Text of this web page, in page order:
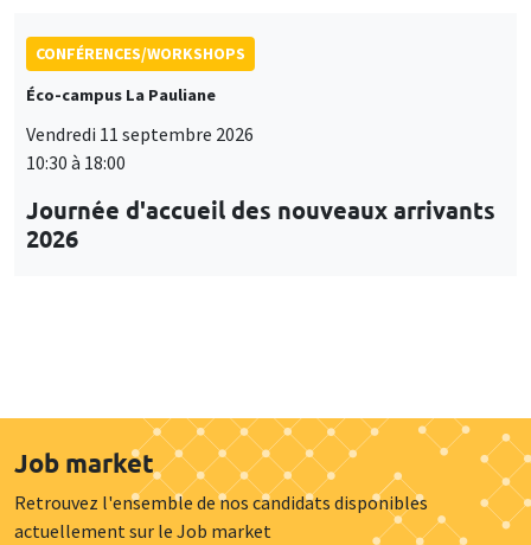
CONFÉRENCES/WORKSHOPS
Éco-campus La Pauliane
Vendredi 11 septembre 2026
10:30 à 18:00
Journée d'accueil des nouveaux arrivants
2026
Job market
Retrouvez l'ensemble de nos candidats disponibles
actuellement sur le Job market